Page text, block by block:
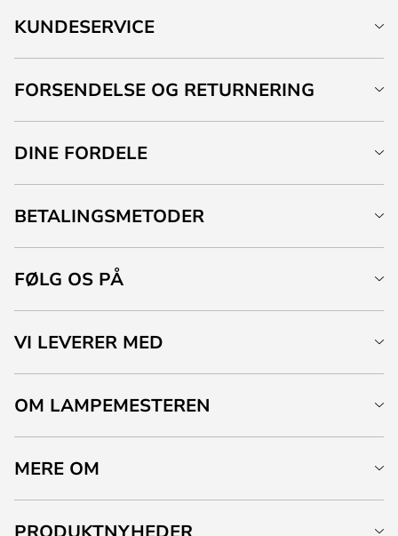
KUNDESERVICE
FORSENDELSE OG RETURNERING
DINE FORDELE
BETALINGSMETODER
FØLG OS PÅ
VI LEVERER MED
OM LAMPEMESTEREN
MERE OM
PRODUKTNYHEDER